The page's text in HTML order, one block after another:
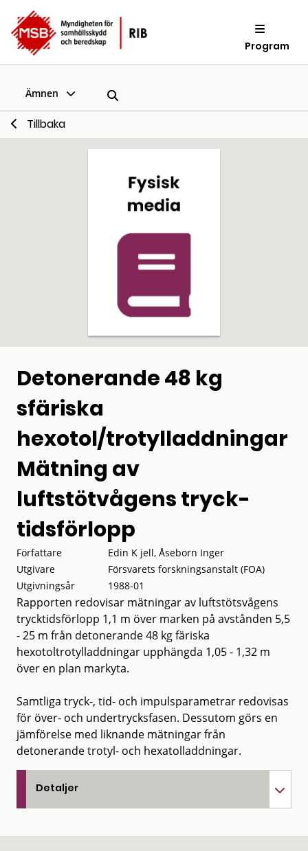
Program
Ämnen
Tillbaka
Detonerande 48 kg
sfäriska
hexotol/trotylladdningar
Mätning av
luftstötvågens tryck-
tidsförlopp
Författare
Edin K jell, Åseborn Inger
Utgivare
Försvarets forskningsanstalt (FOA)
Utgivningsår
1988-01
Rapporten redovisar mätningar av luftstötsvågens
trycktidsförlopp 1,1 m över marken på avstånden 5,5
- 25 m från detonerande 48 kg färiska
hexotoltrotylladdningar upphängda 1,05 - 1,32 m
över en plan markyta.
Samtliga tryck-, tid- och impulsparametrar redovisas
för över- och undertrycksfasen. Dessutom görs en
jämförelse med liknande mätningar från
detonerande trotyl- och hexatolladdningar.
Detaljer